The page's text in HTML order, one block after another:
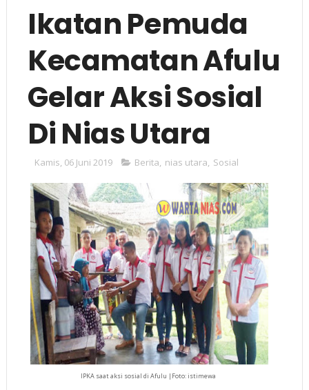
Ikatan Pemuda
Kecamatan Afulu
Gelar Aksi Sosial
Di Nias Utara
Kamis, 06 Juni 2019 Berita, nias utara, Sosial
IPKA saat aksi sosial di Afulu |Foto: istimewa